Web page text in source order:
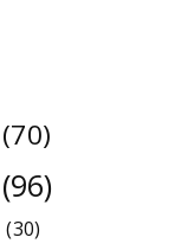
(70)
(96)
(30)